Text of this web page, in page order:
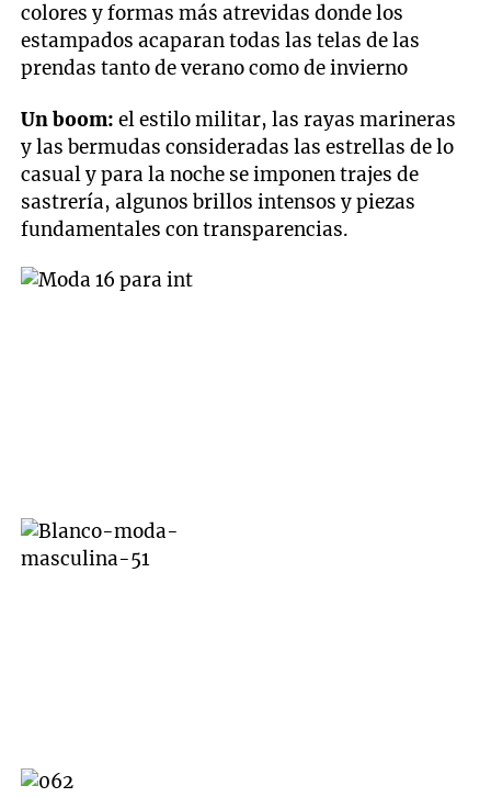
colores y formas más atrevidas donde los
estampados acaparan todas las telas de las
prendas tanto de verano como de invierno
Un boom: el estilo militar, las rayas marineras
y las bermudas consideradas las estrellas de lo
casual y para la noche se imponen trajes de
sastrería, algunos brillos intensos y piezas
fundamentales con transparencias.